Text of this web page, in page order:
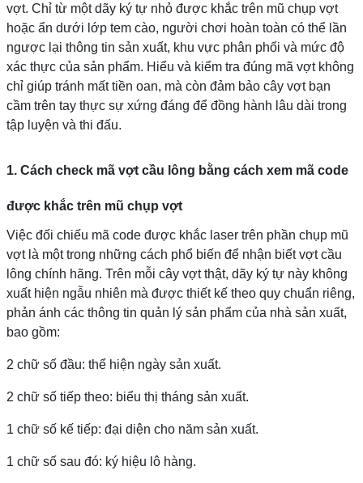
vợt. Chỉ từ một dãy ký tự nhỏ được khắc trên mũ chụp vợt
hoặc ẩn dưới lớp tem cào, người chơi hoàn toàn có thể lần
ngược lại thông tin sản xuất, khu vực phân phối và mức độ
xác thực của sản phẩm. Hiểu và kiểm tra đúng mã vợt không
chỉ giúp tránh mất tiền oan, mà còn đảm bảo cây vợt bạn
cầm trên tay thực sự xứng đáng để đồng hành lâu dài trong
tập luyện và thi đấu.
1. Cách check mã vợt cầu lông bằng cách xem mã code
được khắc trên mũ chụp vợt
Việc đối chiếu mã code được khắc laser trên phần chụp mũ
vợt là một trong những cách phổ biến để nhận biết vợt cầu
lông chính hãng. Trên mỗi cây vợt thật, dãy ký tự này không
xuất hiện ngẫu nhiên mà được thiết kế theo quy chuẩn riêng,
phản ánh các thông tin quản lý sản phẩm của nhà sản xuất,
bao gồm:
2 chữ số đầu: thể hiện ngày sản xuất.
2 chữ số tiếp theo: biểu thị tháng sản xuất.
1 chữ số kế tiếp: đại diện cho năm sản xuất.
1 chữ số sau đó: ký hiệu lô hàng.